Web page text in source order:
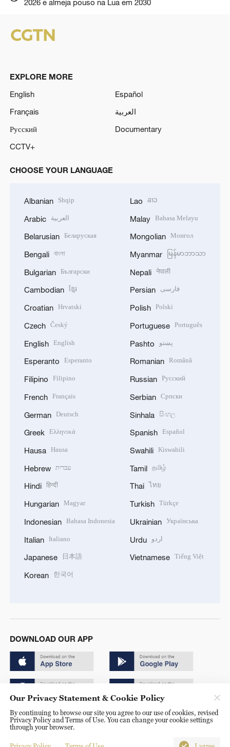
EXPLORE MORE
English
Español
Français
العربية
Русский
Documentary
CCTV+
CHOOSE YOUR LANGUAGE
Albanian Shqip
Arabic العربية
Belarusian Беларуская
Bengali বাংলা
Bulgarian Български
Cambodian ខ្មែរ
Croatian Hrvatski
Czech Český
English English
Esperanto Esperanto
Filipino Filipino
French Français
German Deutsch
Greek Ελληνικά
Hausa Hausa
Hebrew עברית
Hindi हिन्दी
Hungarian Magyar
Indonesian Bahasa Indonesia
Italian Italiano
Japanese 日本語
Korean 한국어
Lao ລາວ
Malay Bahasa Melayu
Mongolian Монгол
Myanmar မြန်မာဘာသာ
Nepali नेपाली
Persian فارسی
Polish Polski
Portuguese Português
Pashto پښتو
Romanian Română
Russian Русский
Serbian Српски
Sinhala සිංහල
Spanish Español
Swahili Kiswahili
Tamil தமிழ்
Thai ไทย
Turkish Türkçe
Ukrainian Українська
Urdu اردو
Vietnamese Tiếng Việt
DOWNLOAD OUR APP
Copyright © 2024 CGTN.
京ICP备20000184号
Our Privacy Statement & Cookie Policy
By continuing to browse our site you agree to our use of cookies, revised
Privacy Policy and Terms of Use. You can change your cookie settings
through your browser.